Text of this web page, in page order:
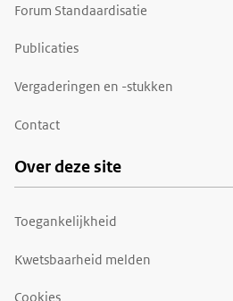
Forum Standaardisatie
Publicaties
Vergaderingen en -stukken
Contact
Over deze site
Toegankelijkheid
Kwetsbaarheid melden
Cookies